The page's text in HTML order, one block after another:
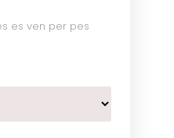
es ven per pes